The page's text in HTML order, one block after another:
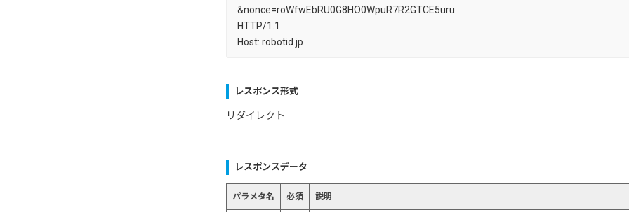
&nonce=roWfwEbRU0G8HO0WpuR7R2GTCE5uru
HTTP/1.1
Host: robotid.jp
レスポンス形式
リダイレクト
レスポンスデータ
パラメタ名 必須 説明